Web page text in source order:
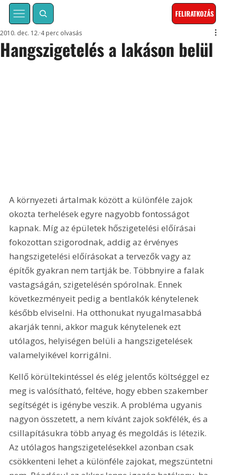
FELIRATKOZÁS
Hangszigetelés a lakáson belül
2010. dec. 12. 4 perc olvasás
A környezeti ártalmak között a különféle zajok
okozta terhelések egyre nagyobb fontosságot
kapnak. Míg az épületek hőszigetelési előírásai
fokozottan szigorodnak, addig az érvényes
hangszigetelési előírásokat a tervezők vagy az
építők gyakran nem tartják be. Többnyire a falak
vastagságán, szigetelésén spórolnak. Ennek
következményeit pedig a bentlakók kénytelenek
később elviselni. Ha otthonukat nyugalmasabbá
akarják tenni, akkor maguk kénytelenek ezt
utólagos, helyiségen belüli a hangszigetelések
valamelyikével korrigálni.
Kellő körültekintéssel és elég jelentős költséggel ez
meg is valósítható, feltéve, hogy ebben szakember
segítségét is igénybe veszik. A probléma ugyanis
nagyon összetett, a nem kívánt zajok sokfélék, és a
csillapításukra több anyag és megoldás is létezik.
Az utólagos hangszigetelésekkel azonban csak
csökkenteni lehet a különféle zajokat, megszüntetni